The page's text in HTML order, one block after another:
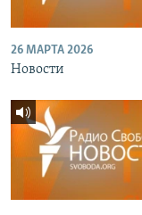
26 МАРТА 2026
Новости